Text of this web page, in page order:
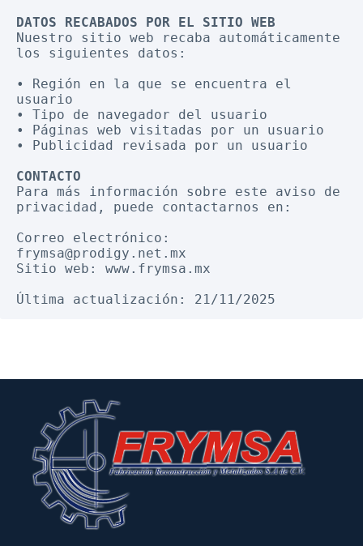
DATOS RECABADOS POR EL SITIO WEB
Nuestro sitio web recaba automáticamente
los siguientes datos:
• Región en la que se encuentra el
usuario
• Tipo de navegador del usuario
• Páginas web visitadas por un usuario
• Publicidad revisada por un usuario
CONTACTO
Para más información sobre este aviso de
privacidad, puede contactarnos en:
Correo electrónico:
frymsa@prodigy.net.mx
Sitio web: www.frymsa.mx
Última actualización: 21/11/2025